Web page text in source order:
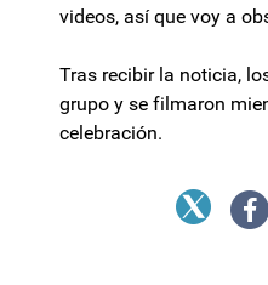
videos, así que voy a
Tras recibir la noticia,
grupo y se filmaron
celebración.